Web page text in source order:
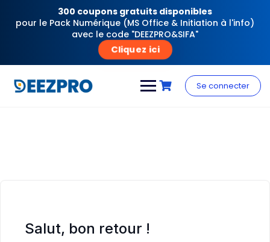
300 coupons gratuits disponibles
pour le Pack Numérique (MS Office & Initiation à l'info)
avec le code "DEEZPRO&SIFA"
Cliquez ici
content
Se connecter
Salut, bon retour !